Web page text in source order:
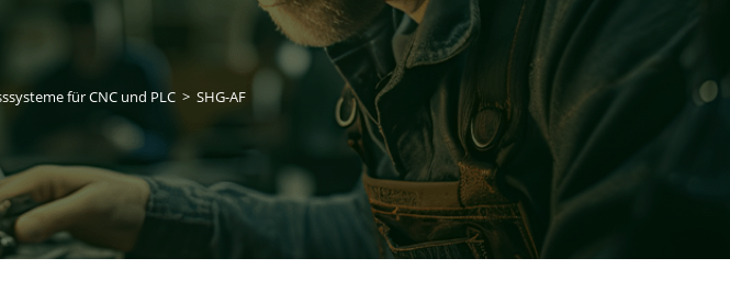
für CNC und PLC > SHG-AF